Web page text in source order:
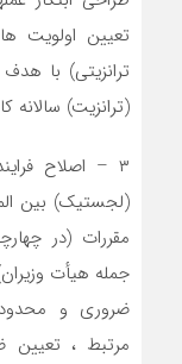
تعیین اولویت
ترانزیتی) با
(ترانزیت) سالانه
۳ – اصلاح
(لجستیک) بین
مقررات (در
جمله هیأت
ضروری و
مرتبط ، تعیین